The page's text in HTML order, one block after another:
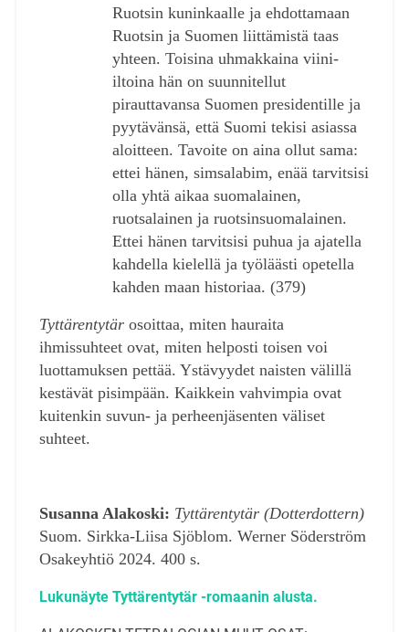
Ruotsin kuninkaalle ja ehdottamaan
Ruotsin ja Suomen liittämistä taas
yhteen. Toisina uhmakkaina viini-
iltoina hän on suunnitellut
pirauttavansa Suomen presidentille ja
pyytävänsä, että Suomi tekisi asiassa
aloitteen. Tavoite on aina ollut sama:
ettei hänen, simsalabim, enää tarvitsisi
olla yhtä aikaa suomalainen,
ruotsalainen ja ruotsinsuomalainen.
Ettei hänen tarvitsisi puhua ja ajatella
kahdella kielellä ja työläästi opetella
kahden maan historiaa. (379)
Tyttärentytärosoittaa, miten hauraita
ihmissuhteet ovat, miten helposti toisen voi
luottamuksen pettää. Ystävyydet naisten välillä
kestävät pisimpään. Kaikkein vahvimpia ovat
kuitenkin suvun- ja perheenjäsenten väliset
suhteet.
Susanna Alakoski: Tyttärentytär (Dotterdottern)
Suom. Sirkka-Liisa Sjöblom. Werner Söderström
Osakeyhtiö 2024. 400 s.
Lukunäyte Tyttärentytär -romaanin alusta.